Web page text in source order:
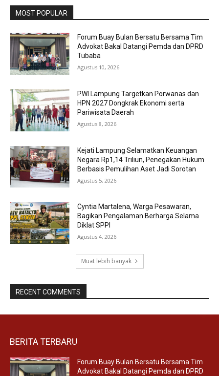
MOST POPULAR
Forum Buay Bulan Bersatu Bersama Tim
Advokat Bakal Datangi Pemda dan DPRD
Tubaba
Agustus 10, 2026
PWI Lampung Targetkan Porwanas dan
HPN 2027 Dongkrak Ekonomi serta
Pariwisata Daerah
Agustus 8, 2026
Kejati Lampung Selamatkan Keuangan
Negara Rp1,14 Triliun, Penegakan Hukum
Berbasis Pemulihan Aset Jadi Sorotan
Agustus 5, 2026
Cyntia Martalena, Warga Pesawaran,
Bagikan Pengalaman Berharga Selama
Diklat SPPI
Agustus 4, 2026
Muat lebih banyak
RECENT COMMENTS
BERITA TERBARU
Forum Buay Bulan Bersatu Bersama Tim
Advokat Bakal Datangi Pemda dan DPRD